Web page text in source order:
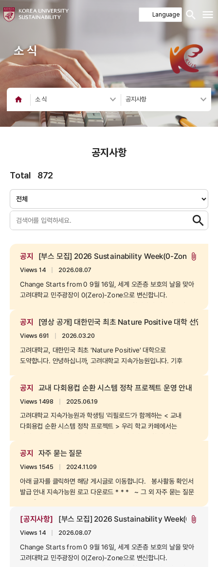
소 식
소 식 공지사항
공지사항
Total 872
공지 [부스 모집] 2026 Sustainability Week(0-Zone) 참여부
attach_file
Views 14 2026.08.07
Change Starts from 0 9월 16일, 세계 오존층 보호의 날을 맞아
고려대학교 민주광장이 0(Zero)-Zone으로 변신합니다.
행사명: 2026 Sustainability Week(0-Zone) 일정 : 2026년
9월 16일(수) 11:00-16:00 장소 : 고려대학교 인문캠퍼스 민주광장
[모집 내용] 대상 : 지속...
공지 [영상 공개] 대한민국 최초 Nature Positive 대학 선언: 고
Views 691 ｜ 2026.03.20
고려대학교, 대한민국 최초 'Nature Positive' 대학으로
도약합니다. 안녕하십니까, 고려대학교 지속가능원입니다. 기후
선언했습니다. 단순한 자연 손실의 최소화를 넘어, 생태계를 다시
회복의 궤도로 올려놓기 위한 우리의 ...
공지 교내 다회용컵 순환 시스템 정착 프로젝트 운영 안내
Views 1498 ｜ 2025.06.19
고려대학교 지속가능원과 학생팀 '리필로드'가 함께하는 < 교내
다회용컵 순환 시스템 정착 프로젝트 > 우리 학교 카페에서는
싱싱주스, 더베이크, 블루포트, 또랑에서는 추가금 없이, 무료로
'다회용컵' 옵션 선택이 가능합니다. 키오스크/판매대에서 '다회용컵'
옵션을 선택하거...
공지 자주 묻는 질문
Views 1545 2024.11.09
아래 글자를 클릭하면 해당 게시글로 이동합니다. 봉사활동 확인서
발급 안내 지속가능원 로고 다운로드 * * * ~ 그 외 자주 묻는 질문
보내주세요. ⇒ 프로그램 확인증, 수료증 발급에는 ...
[공지사항] [부스 모집] 2026 Sustainability Week(0-Zone)
attach_file
Views 14 2026.08.07
Change Starts from 0 9월 16일, 세계 오존층 보호의 날을 맞아
고려대학교 민주광장이 0(Zero)-Zone으로 변신합니다.